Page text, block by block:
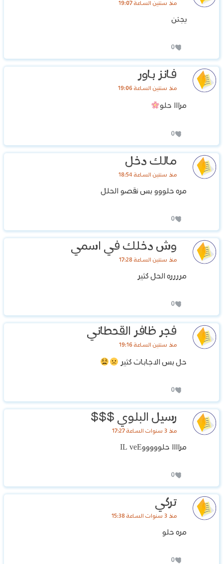
منذ سنتين الساعة 19:07
يجنن
0
فانز باور
منذ سنتين الساعة 19:06
مرااا حلو
0
مالك دخل
منذ سنتين الساعة 18:54
مره حلووو بس نقصو الحلل
0
وش دخلك في اسمي
منذ سنتين الساعة 17:28
مرررره الحل كثير
0
فجر ظافر القحطاني
منذ سنتين الساعة 19:16
حل بس الاجابات كثير
0
رسيل البلوي $$$
منذ 3 سنوات الساعة 17:27
مراااا حلوووووIL veE
0
تركي
منذ 3 سنوات الساعة 15:38
مره حلو
0